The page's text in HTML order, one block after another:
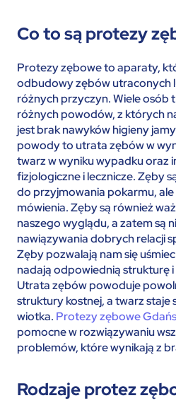
Co to są protezy
Protezy zębowe to aparaty,
odbudowy zębów utraconych
różnych przyczyn. Wiele osób
różnych powodów, z których
jest brak nawyków higieny
powody to utrata zębów w
twarz w wyniku wypadku oraz
fizjologiczne i lecznicze. Zęby
do przyjmowania pokarmu,
mówienia. Zęby są również
naszego wyglądu, a zatem są
nawiązywania dobrych relacji
Zęby pozwalają nam się
nadają odpowiednią strukturę
Utrata zębów powoduje
struktury kostnej, a twarz staje
wiotka. Protezy zębowe
pomocne w rozwiązywaniu
problemów, które wynikają z
Rodzaje protez